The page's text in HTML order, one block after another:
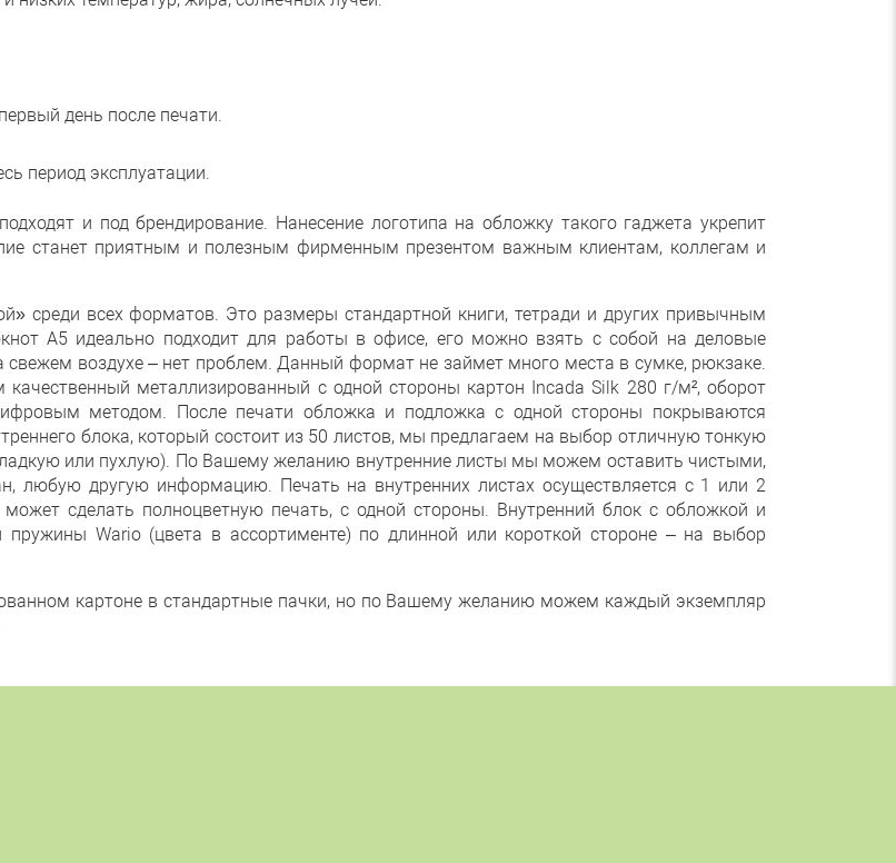
день после печати.
период эксплуатации.
и под брендирование. Нанесение логотипа на обложку такого гаджета укрепит
станет приятным и полезным фирменным презентом важным клиентам, коллегам и
среди всех форматов. Это размеры стандартной книги, тетради и других привычным
А5 идеально подходит для работы в офисе, его можно взять с собой на деловые
воздухе – нет проблем. Данный формат не займет много места в сумке, рюкзаке.
металлизированный с одной стороны картон Incada Silk 280 г/м², оборот
методом. После печати обложка и подложка с одной стороны покрываются
блока, который состоит из 50 листов, мы предлагаем на выбор отличную тонкую
или пухлую). По Вашему желанию внутренние листы мы можем оставить чистыми,
любую другую информацию. Печать на внутренних листах осуществляется с 1 или 2
сделать полноцветную печать, с одной стороны. Внутренний блок с обложкой и
Wario (цвета в ассортименте) по длинной или короткой стороне – на выбор
картоне в стандартные пачки, но по Вашему желанию можем каждый экземпляр